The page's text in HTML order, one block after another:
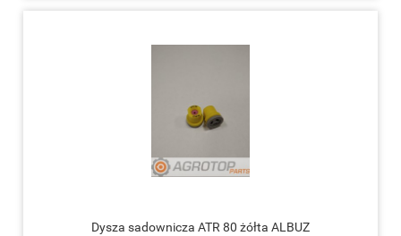
Dysza sadownicza ATR 80 żółta ALBUZ